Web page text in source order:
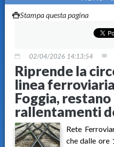
Stampa questa pagina
02/04/2026 14:13:54
Riprende la
linea
Foggia, restano
rallentamenti
Rete
che dalle ore